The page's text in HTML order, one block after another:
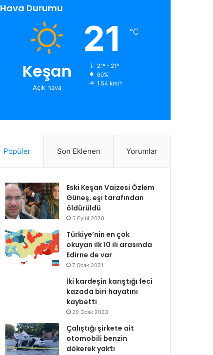
Hava Durumu
Keşan
Açık hava
21 ℃
21º - 21º
60%
1.54 km/h
Popüler Son Eklenen Yorumlar
Eski Keşan Vaizesi Özlem
Güneş, eşi tarafından
öldürüldü
5 Eylül 2020
Türkiye’nin en çok
okuyan ilk 10 ili arasında
Edirne de var
7 Ocak 2021
İki kardeşin karıştığı feci
kazada biri hayatını
kaybetti
20 Ocak 2023
Çalıştığı şirkete ait
otomobili benzin
dökerek yaktı